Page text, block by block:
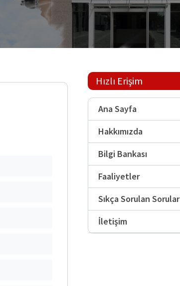
Hızlı Erişim
Ana Sayfa
Hakkımızda
Bilgi Bankası
Faaliyetler
Sıkça Sorulan Sorular
İletişim